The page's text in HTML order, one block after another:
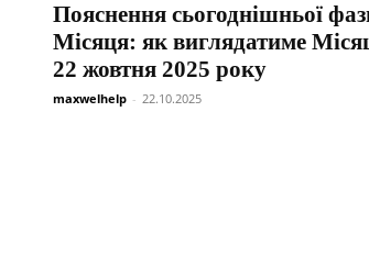
Пояснення сьогоднішньої
Місяця: як виглядатиме
22 жовтня 2025 року
maxwelhelp - 22.10.2025